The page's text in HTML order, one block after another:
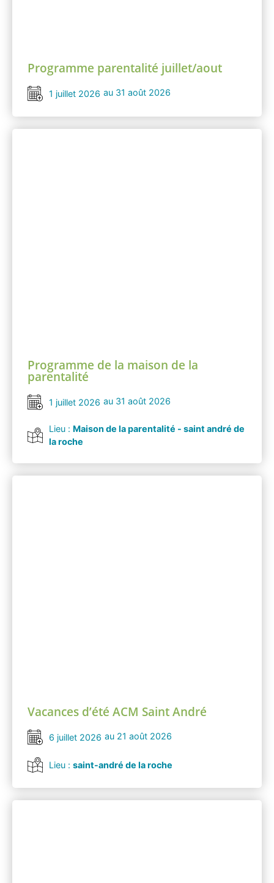
Programme parentalité juillet/aout
1 juillet 2026 au 31 août 2026
Programme de la maison de la
parentalité
1 juillet 2026 au 31 août 2026
Lieu : Maison de la parentalité - saint andré de
la roche
Vacances d’été ACM Saint André
6 juillet 2026 au 21 août 2026
Lieu : saint-andré de la roche